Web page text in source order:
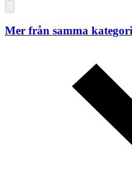
Mer från samma kategori